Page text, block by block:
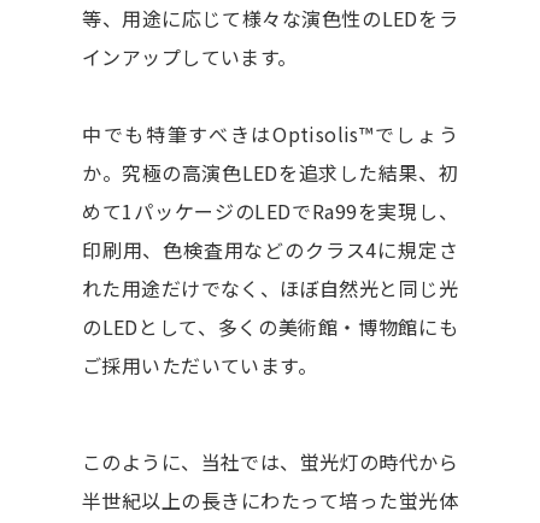
等、用途に応じて様々な演色性のLEDをラ
インアップしています。
中でも特筆すべきはOptisolis™でしょう
か。究極の高演色LEDを追求した結果、初
めて1パッケージのLEDでRa99を実現し、
印刷用、色検査用などのクラス4に規定さ
れた用途だけでなく、ほぼ自然光と同じ光
のLEDとして、多くの美術館・博物館にも
ご採用いただいています。
このように、当社では、蛍光灯の時代から
半世紀以上の長きにわたって培った蛍光体